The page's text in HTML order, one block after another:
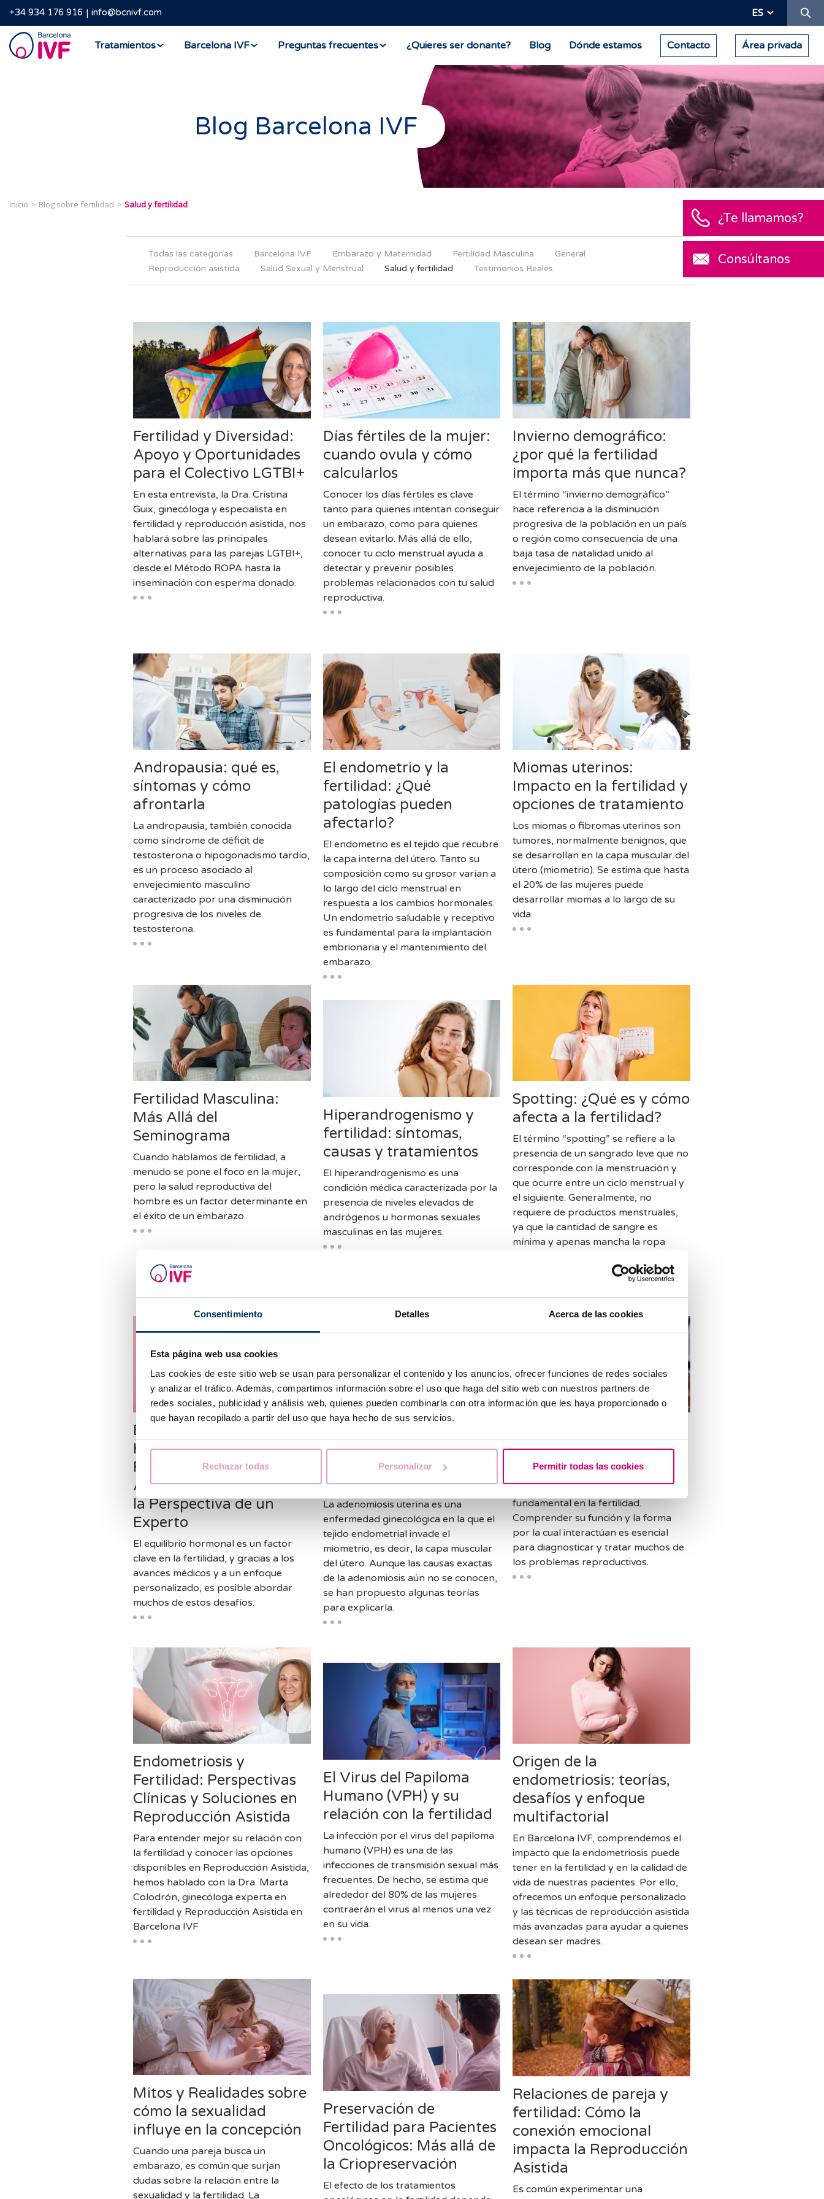
Consentimiento Detalles Acerca de las cookies
Esta página web usa cookies
Las cookies de este sitio web se usan para personalizar el contenido y los anuncios, ofrecer funciones de redes sociales
y analizar el tráfico. Además, compartimos información sobre el uso que haga del sitio web con nuestros partners de
redes sociales, publicidad y análisis web, quienes pueden combinarla con otra información que les haya proporcionado o
que hayan recopilado a partir del uso que haya hecho de sus servicios.
Rechazar todas Personalizar Permitir todas las cookies
+34 934 176 916 info@bcnivf.com ES
Barcelona
IVF
Tratamientos Barcelona IVF Preguntas frecuentes ¿Quieres ser donante? Blog Dónde estamos Contacto Área privada
Blog Barcelona IVF
Inicio Blog sobre fertilidad Salud y fertilidad
Todas las categorías Barcelona IVF Embarazo y Maternidad Fertilidad Masculina
General
Reproducción asistida
Salud Sexual y Menstrual Salud y fertilidad Testimonios Reales
Fertilidad y Diversidad:
Apoyo y Oportunidades
para el Colectivo LGTBI+
En esta entrevista, la Dra. Cristina
Guix, ginecóloga y especialista en
fertilidad y reproducción asistida, nos
hablará sobre las principales
alternativas para las parejas LGTBI+,
desde el Método ROPA hasta la
inseminación con esperma donado.
Días fértiles de la mujer:
cuando ovula y cómo
calcularlos
Conocer los días fértiles es clave
tanto para quienes intentan conseguir
un embarazo, como para quienes
desean evitarlo. Más allá de ello,
conocer tu ciclo menstrual ayuda a
detectar y prevenir posibles
problemas relacionados con tu salud
reproductiva.
Invierno demográfico:
¿por qué la fertilidad
importa más que nunca?
El término “invierno demográfico”
hace referencia a la disminución
progresiva de la población en un país
o región como consecuencia de una
baja tasa de natalidad unido al
envejecimiento de la población.
Andropausia: qué es,
síntomas y cómo
afrontarla
La andropausia, también conocida
como síndrome de déficit de
testosterona o hipogonadismo tardío,
es un proceso asociado al
envejecimiento masculino
caracterizado por una disminución
progresiva de los niveles de
testosterona.
El endometrio y la
fertilidad: ¿Qué
patologías pueden
afectarlo?
El endometrio es el tejido que recubre
la capa interna del útero. Tanto su
composición como su grosor varían a
lo largo del ciclo menstrual en
respuesta a los cambios hormonales.
Un endometrio saludable y receptivo
es fundamental para la implantación
embrionaria y el mantenimiento del
embarazo.
Miomas uterinos:
Impacto en la fertilidad y
opciones de tratamiento
Los miomas o fibromas uterinos son
tumores, normalmente benignos, que
se desarrollan en la capa muscular del
útero (miometrio). Se estima que hasta
el 20% de las mujeres puede
desarrollar miomas a lo largo de su
vida.
Fertilidad Masculina:
Más Allá del
Seminograma
Cuando hablamos de fertilidad, a
menudo se pone el foco en la mujer,
pero la salud reproductiva del
hombre es un factor determinante en
el éxito de un embarazo.
Spotting: ¿Qué es y cómo
afecta a la fertilidad?
El término “spotting” se refiere a la
presencia de un sangrado leve que no
corresponde con la menstruación y
que ocurre entre un ciclo menstrual y
el siguiente. Generalmente, no
requiere de productos menstruales,
ya que la cantidad de sangre es
mínima y apenas mancha la ropa
Hiperandrogenismo y
fertilidad: síntomas,
causas y tratamientos
El hiperandrogenismo es una
condición médica caracterizada por la
presencia de niveles elevados de
andrógenos u hormonas sexuales
masculinas en las mujeres.
El Impacto de las
Hormonas en la
Fertilidad: Consejos y
Avances Médicos desde
la Perspectiva de un
Experto
El equilibrio hormonal es un factor
clave en la fertilidad, y gracias a los
avances médicos y a un enfoque
personalizado, es posible abordar
muchos de estos desafíos.
para la fertilidad: FSH,
LH, Progesterona y AMH
fundamental en la fertilidad.
Comprender su función y la forma
por la cual interactúan es esencial
para diagnosticar y tratar muchos de
los problemas reproductivos.
Adenomiosis uterina:
qué es, síntomas y
opciones de tratamiento
La adenomiosis uterina es una
enfermedad ginecológica en la que el
tejido endometrial invade el
miometrio, es decir, la capa muscular
del útero. Aunque las causas exactas
de la adenomiosis aún no se conocen,
se han propuesto algunas teorías
para explicarla.
Endometriosis y
Fertilidad: Perspectivas
Clínicas y Soluciones en
Reproducción Asistida
Para entender mejor su relación con
la fertilidad y conocer las opciones
disponibles en Reproducción Asistida,
hemos hablado con la Dra. Marta
Colodrón, ginecóloga experta en
fertilidad y Reproducción Asistida en
Barcelona IVF
Origen de la
endometriosis: teorías,
desafíos y enfoque
multifactorial
En Barcelona IVF, comprendemos el
impacto que la endometriosis puede
tener en la fertilidad y en la calidad de
vida de nuestras pacientes. Por ello,
ofrecemos un enfoque personalizado
y las técnicas de reproducción asistida
más avanzadas para ayudar a quienes
desean ser madres.
El Virus del Papiloma
Humano (VPH) y su
relación con la fertilidad
La infección por el virus del papiloma
humano (VPH) es una de las
infecciones de transmisión sexual más
frecuentes. De hecho, se estima que
alrededor del 80% de las mujeres
contraerán el virus al menos una vez
en su vida.
Mitos y Realidades sobre
cómo la sexualidad
influye en la concepción
Cuando una pareja busca un
embarazo, es común que surjan
dudas sobre la relación entre la
sexualidad y la fertilidad. La
Relaciones de pareja y
fertilidad: Cómo la
conexión emocional
impacta la Reproducción
Asistida
Es común experimentar una
Preservación de
Fertilidad para Pacientes
Oncológicos: Más allá de
la Criopreservación
El efecto de los tratamientos